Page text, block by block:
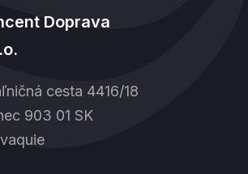
Doprava
cesta 4416/18
903 01 SK